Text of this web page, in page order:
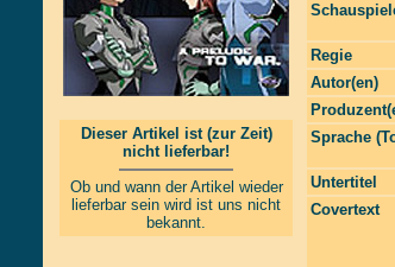
Dieser Artikel ist (zur Zeit)
nicht lieferbar!
Ob und wann der Artikel wieder
lieferbar sein wird ist uns nicht
bekannt.
Regie
Autor(en)
Sprache
Untertitel
Covertext